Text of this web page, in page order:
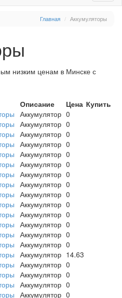
Главная Аккумуляторы
низким ценам в Минске с
Описание Цена Купить
Аккумулятор 0
Аккумулятор 0
Аккумулятор 0
Аккумулятор 0
Аккумулятор 0
Аккумулятор 0
Аккумулятор 0
Аккумулятор 0
Аккумулятор 0
Аккумулятор 0
Аккумулятор 0
Аккумулятор 0
Аккумулятор 0
Аккумулятор 0
Аккумулятор 14.63
Аккумулятор 0
Аккумулятор 0
Аккумулятор 0
Аккумулятор 0